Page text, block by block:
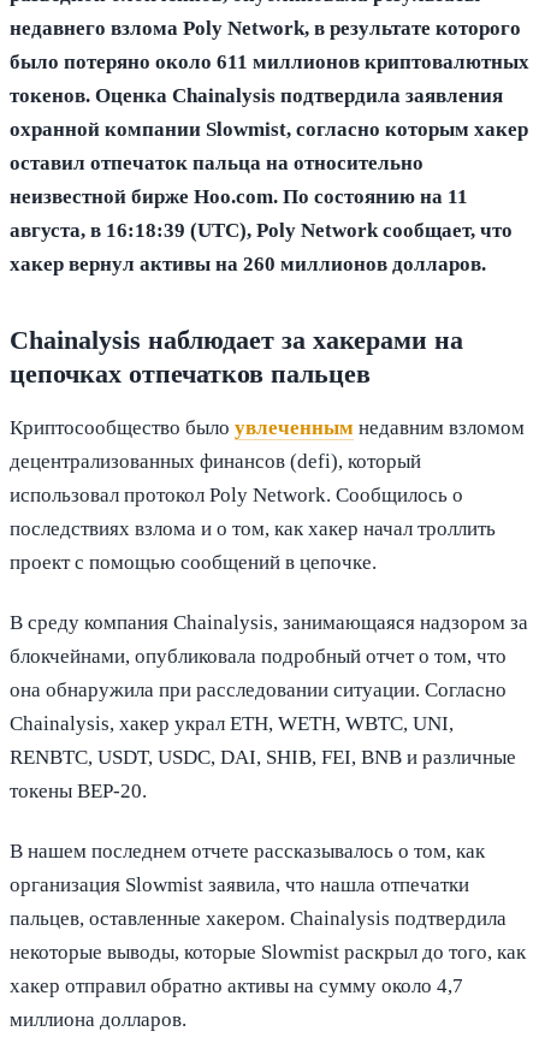
недавнего взлома Poly Network, в результате которого
было потеряно около 611 миллионов криптовалютных
токенов. Оценка Chainalysis подтвердила заявления
охранной компании Slowmist, согласно которым хакер
оставил отпечаток пальца на относительно
неизвестной бирже Hoo.com. По состоянию на 11
августа, в 16:18:39 (UTC), Poly Network сообщает, что
хакер вернул активы на 260 миллионов долларов.
Chainalysis наблюдает за хакерами на
цепочках отпечатков пальцев
Криптосообщество было увлеченным недавним взломом
децентрализованных финансов (defi), который
использовал протокол Poly Network. Сообщилось о
последствиях взлома и о том, как хакер начал троллить
проект с помощью сообщений в цепочке.
В среду компания Chainalysis, занимающаяся надзором за
блокчейнами, опубликовала подробный отчет о том, что
она обнаружила при расследовании ситуации. Согласно
Chainalysis, хакер украл ETH, WETH, WBTC, UNI,
RENBTC, USDT, USDC, DAI, SHIB, FEI, BNB и различные
токены BEP-20.
В нашем последнем отчете рассказывалось о том, как
организация Slowmist заявила, что нашла отпечатки
пальцев, оставленные хакером. Chainalysis подтвердила
некоторые выводы, которые Slowmist раскрыл до того, как
хакер отправил обратно активы на сумму около 4,7
миллиона долларов.